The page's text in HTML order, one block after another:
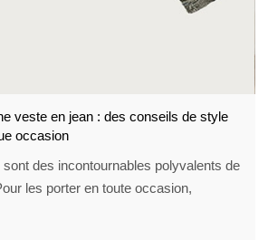
veste en jean : des conseils de style
occasion
des incontournables polyvalents de
les porter en toute occasion,
les nuances de denim, associez-